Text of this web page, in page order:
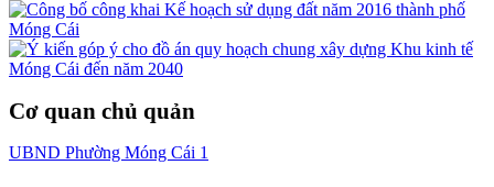
Cơ quan chủ quản
UBND Phường Móng Cái 1